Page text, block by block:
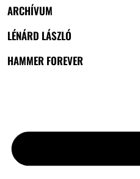
ARCHÍVUM
LÉNÁRD LÁSZLÓ
HAMMER FOREVER